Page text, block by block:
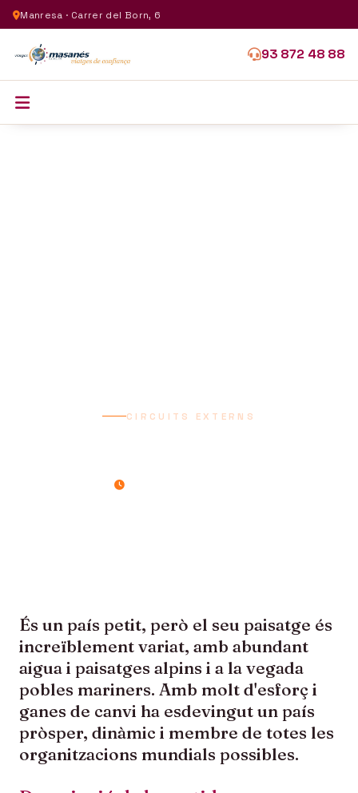
Manresa · Carrer del Born, 6
93 872 48 88
CIRCUITS EXTERNS
És un país petit, però el seu paisatge és
increïblement variat, amb abundant
aigua i paisatges alpins i a la vegada
pobles mariners. Amb molt d'esforç i
ganes de canvi ha esdevingut un país
pròsper, dinàmic i membre de totes les
organitzacions mundials possibles.